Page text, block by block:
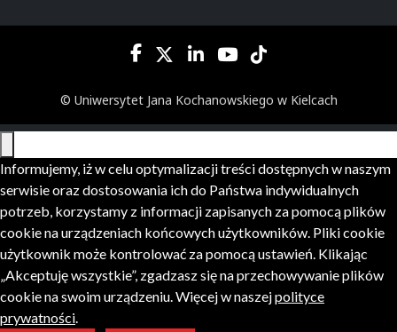
© Uniwersytet Jana Kochanowskiego w Kielcach
Informujemy, iż w celu optymalizacji treści dostępnych w naszym
serwisie oraz dostosowania ich do Państwa indywidualnych
potrzeb, korzystamy z informacji zapisanych za pomocą plików
cookie na urządzeniach końcowych użytkowników. Pliki cookie
użytkownik może kontrolować za pomocą ustawień. Klikając
„Akceptuję wszystkie”, zgadzasz się na przechowywanie plików
cookie na swoim urządzeniu. Więcej w naszejpolityce
prywatności.